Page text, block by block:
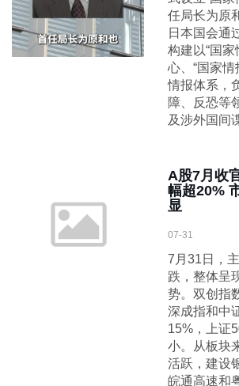
任局长为原
日本国会通
构建以“国家
心、“国家
情报体系，
障、反恐等
及涉外国间
A股7月收
幅超20%
显
07-31
7月31日，
跌，整体呈
势。双创指
深成指和中
15%，上证
小。从板块
活跃，建设
皖通高速和